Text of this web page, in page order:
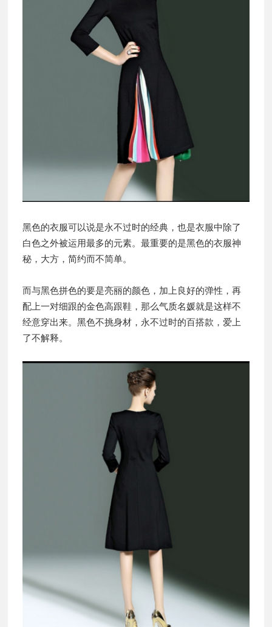
黑色的衣服可以说是永不过时的经典，也是衣服中除了
白色之外被运用最多的元素。最重要的是黑色的衣服神
秘，大方，简约而不简单。
而与黑色拼色的要是亮丽的颜色，加上良好的弹性，再
配上一对细跟的金色高跟鞋，那么气质名媛就是这样不
经意穿出来。黑色不挑身材，永不过时的百搭款，爱上
了不解释。